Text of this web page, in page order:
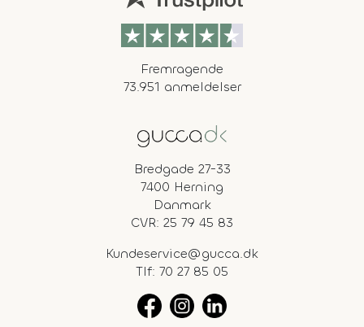
Fremragende
73.951 anmeldelser
Bredgade 27-33
7400 Herning
Danmark
CVR: 25 79 45 83
Kundeservice@gucca.dk
Tlf: 70 27 85 05